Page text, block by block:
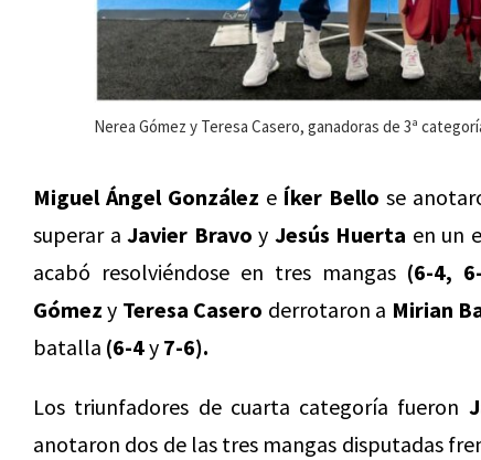
Nerea Gómez y Teresa Casero, ganadoras de 3ª
Miguel Ángel González e Íker Bello se
superar aJavier Bravo y Jesús Huerta en un
acabó resolviéndose en tres mangas (6-4,
Gómezy Teresa Casero derrotaron a Mirian
batalla (6-4y 7-6).
Los triunfadores de cuarta categoría fueron
anotaron dos de las tres mangas disputadas